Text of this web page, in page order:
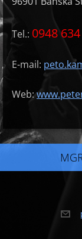
Tel.: 0948
E-mail:
Web: